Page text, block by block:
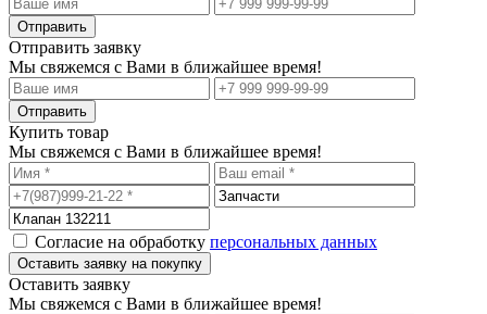
Отправить заявку
Мы свяжемся с Вами в ближайшее время!
Купить товар
Мы свяжемся с Вами в ближайшее время!
Согласие на обработку персональных данных
Оставить заявку
Мы свяжемся с Вами в ближайшее время!